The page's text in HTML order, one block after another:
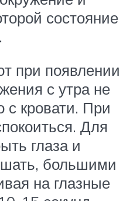
состояние
при появлении
с утра не
с кровати. При
Для
глаза и
большими
на глазные